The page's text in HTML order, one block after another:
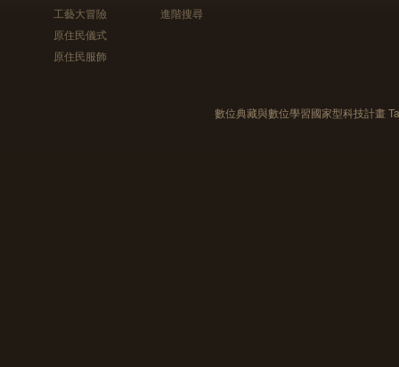
工藝大冒險
原住民儀式
原住民服飾
進階搜尋
數位典藏與數位學習國家型科技計畫